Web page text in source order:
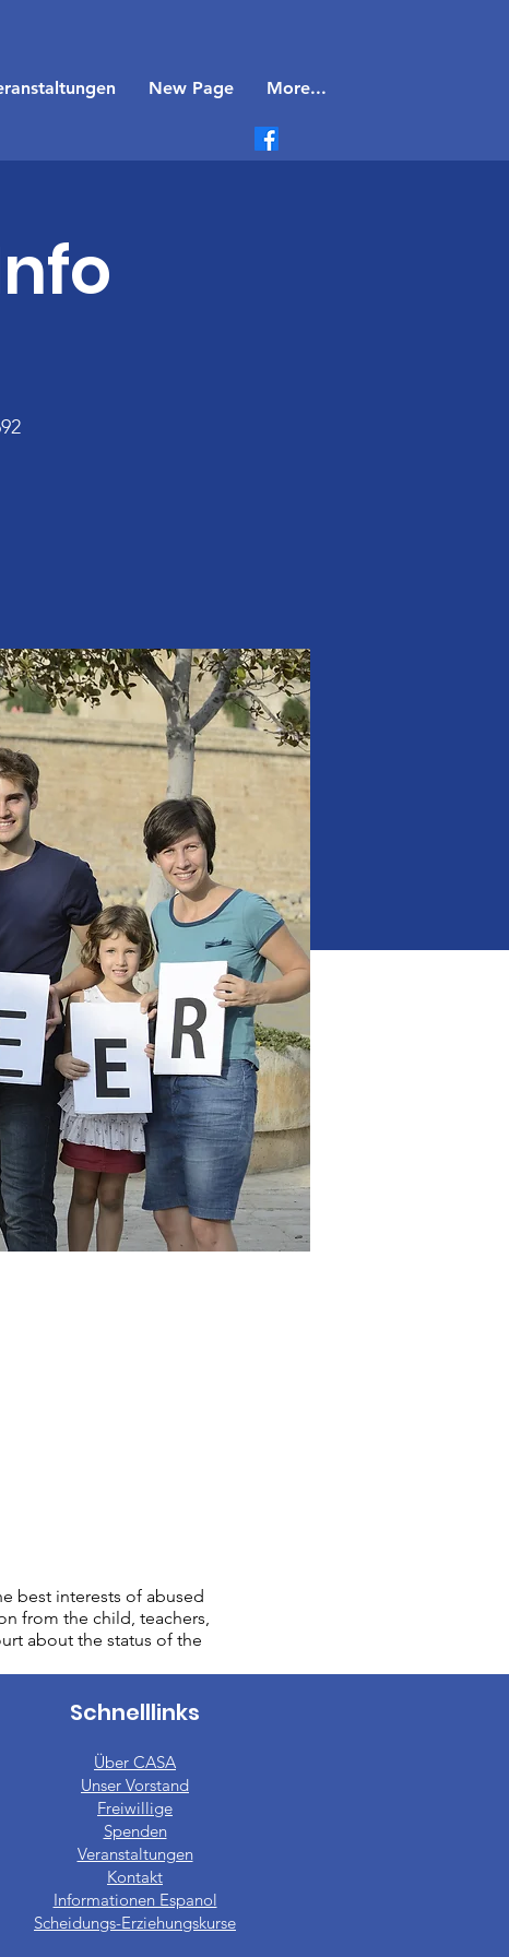
New Page More...
best interests of abused
from the child, teachers,
about the status of the
Schnelllinks
Über CASA
Unser Vorstand
​Freiwillige
Spenden
Veranstaltungen
Kontakt
Informationen Espanol
Scheidungs-Erziehungskurse